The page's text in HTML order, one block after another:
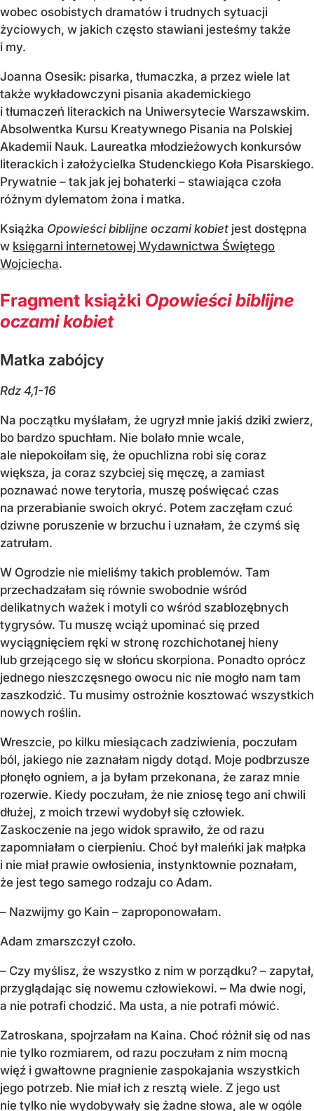
wobec osobistych dramatów i trudnych sytuacji
życiowych, w jakich często stawiani jesteśmy także
i my.
Joanna Osesik: pisarka, tłumaczka, a przez wiele lat
także wykładowczyni pisania akademickiego
i tłumaczeń literackich na Uniwersytecie Warszawskim.
Absolwentka Kursu Kreatywnego Pisania na Polskiej
Akademii Nauk. Laureatka młodzieżowych konkursów
literackich i założycielka Studenckiego Koła Pisarskiego.
Prywatnie – tak jak jej bohaterki – stawiająca czoła
różnym dylematom żona i matka.
Książka Opowieści biblijne oczami kobiet jest dostępna
w księgarni internetowej Wydawnictwa Świętego
Wojciecha.
Fragment książki Opowieści biblijne
oczami kobiet
Matka zabójcy
Rdz 4,1-16
Na początku myślałam, że ugryzł mnie jakiś dziki zwierz,
bo bardzo spuchłam. Nie bolało mnie wcale,
ale niepokoiłam się, że opuchlizna robi się coraz
większa, ja coraz szybciej się męczę, a zamiast
poznawać nowe terytoria, muszę poświęcać czas
na przerabianie swoich okryć. Potem zaczęłam czuć
dziwne poruszenie w brzuchu i uznałam, że czymś się
zatrułam.
W Ogrodzie nie mieliśmy takich problemów. Tam
przechadzałam się równie swobodnie wśród
delikatnych ważek i motyli co wśród szablozębnych
tygrysów. Tu muszę wciąż upominać się przed
wyciągnięciem ręki w stronę rozchichotanej hieny
lub grzejącego się w słońcu skorpiona. Ponadto oprócz
jednego nieszczęsnego owocu nic nie mogło nam tam
zaszkodzić. Tu musimy ostrożnie kosztować wszystkich
nowych roślin.
Wreszcie, po kilku miesiącach zadziwienia, poczułam
ból, jakiego nie zaznałam nigdy dotąd. Moje podbrzusze
płonęło ogniem, a ja byłam przekonana, że zaraz mnie
rozerwie. Kiedy poczułam, że nie zniosę tego ani chwili
dłużej, z moich trzewi wydobył się człowiek.
Zaskoczenie na jego widok sprawiło, że od razu
zapomniałam o cierpieniu. Choć był maleńki jak małpka
i nie miał prawie owłosienia, instynktownie poznałam,
że jest tego samego rodzaju co Adam.
– Nazwijmy go Kain – zaproponowałam.
Adam zmarszczył czoło.
– Czy myślisz, że wszystko z nim w porządku? – zapytał,
przyglądając się nowemu człowiekowi. – Ma dwie nogi,
a nie potrafi chodzić. Ma usta, a nie potrafi mówić.
Zatroskana, spojrzałam na Kaina. Choć różnił się od nas
nie tylko rozmiarem, od razu poczułam z nim mocną
więź i gwałtowne pragnienie zaspokajania wszystkich
jego potrzeb. Nie miał ich z resztą wiele. Z jego ust
nie tylko nie wydobywały się żadne słowa, ale w ogóle